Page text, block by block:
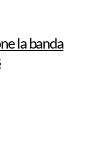
la banda